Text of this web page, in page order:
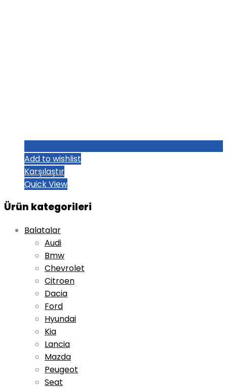
Add to wishlist
Karşılaştır
Quick View
Ürün kategorileri
Balatalar
Audi
Bmw
Chevrolet
Citroen
Dacia
Ford
Hyundai
Kia
Lancia
Mazda
Peugeot
Seat